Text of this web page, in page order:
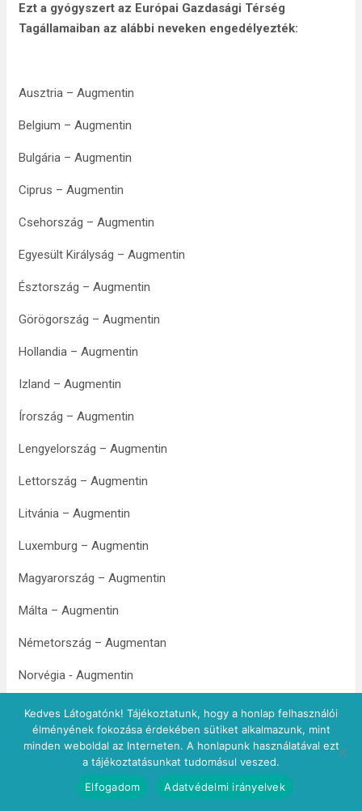
Ezt a gyógyszert az Európai Gazdasági Térség
Tagállamaiban az alábbi neveken engedélyezték:
Ausztria – Augmentin
Belgium – Augmentin
Bulgária – Augmentin
Ciprus – Augmentin
Csehország – Augmentin
Egyesült Királyság – Augmentin
Észtország – Augmentin
Görögország – Augmentin
Hollandia – Augmentin
Izland – Augmentin
Írország – Augmentin
Lengyelország – Augmentin
Lettország – Augmentin
Litvánia – Augmentin
Luxemburg – Augmentin
Magyarország – Augmentin
Málta – Augmentin
Németország – Augmentan
Norvégia ‑ Augmentin
Portugália – Augmentin
Románia – Augmentin
Spanyolország – Augmentine, Clavumox
Kedves Látogatónk! Tájékoztatunk, hogy a honlap felhasználói
élményének fokozása érdekében sütiket alkalmazunk, mint
minden weboldal az Interneten. A honlapunk használatával ezt
a tájékoztatásunkat tudomásul veszed.
Elfogadom
Adatvédelmi irányelvek